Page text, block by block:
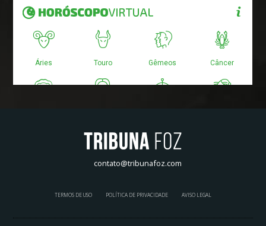
contato@tribunafoz.com
TERMOS DE USO POLÍTICA DE PRIVACIDADE AVISO LEGAL